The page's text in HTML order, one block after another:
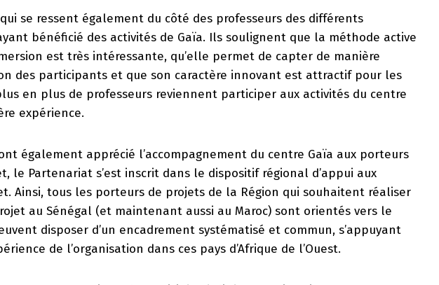
se ressent également du côté des professeurs des différents
bénéficié des activités de Gaïa. Ils soulignent que la méthode active
est très intéressante, qu’elle permet de capter de manière
des participants et que son caractère innovant est attractif pour les
en plus de professeurs reviennent participer aux activités du centre
expérience.
également apprécié l’accompagnement du centre Gaïa aux porteurs
le Partenariat s’est inscrit dans le dispositif régional d’appui aux
Ainsi, tous les porteurs de projets de la Région qui souhaitent réaliser
au Sénégal (et maintenant aussi au Maroc) sont orientés vers le
disposer d’un encadrement systématisé et commun, s’appuyant
de l’organisation dans ces pays d’Afrique de l’Ouest.